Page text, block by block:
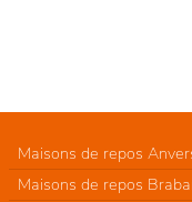
Maisons de repos
Maisons de repos